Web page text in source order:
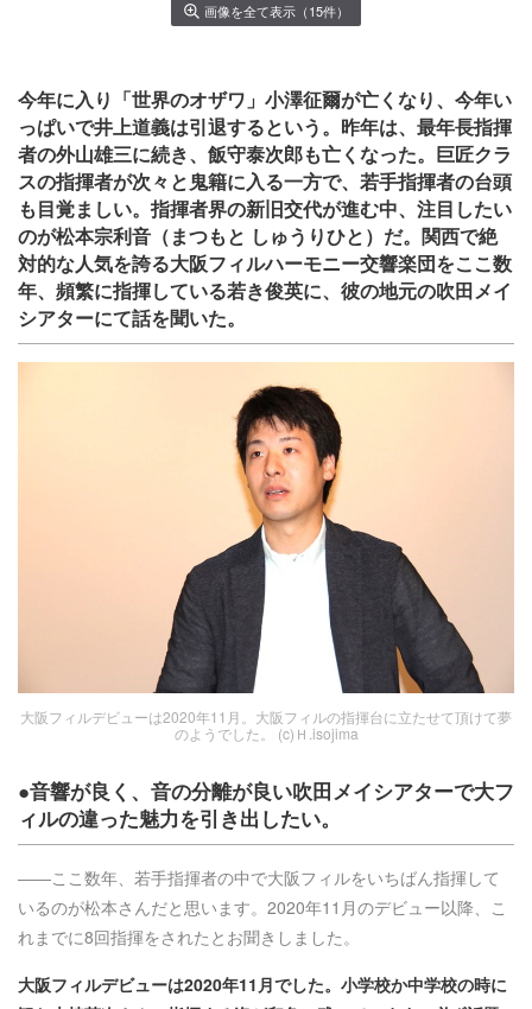
画像を全て表示（15件）
今年に入り「世界のオザワ」小澤征爾が亡くなり、今年い
っぱいで井上道義は引退するという。昨年は、最年長指揮
者の外山雄三に続き、飯守泰次郎も亡くなった。巨匠クラ
スの指揮者が次々と鬼籍に入る一方で、若手指揮者の台頭
も目覚ましい。指揮者界の新旧交代が進む中、注目したい
のが松本宗利音（まつもと しゅうりひと）だ。関西で絶
対的な人気を誇る大阪フィルハーモニー交響楽団をここ数
年、頻繁に指揮している若き俊英に、彼の地元の吹田メイ
シアターにて話を聞いた。
大阪フィルデビューは2020年11月。大阪フィルの指揮台に立たせて頂けて夢
のようでした。 (c)Ｈ.isojima
●音響が良く、音の分離が良い吹田メイシアターで大フ
ィルの違った魅力を引き出したい。
――ここ数年、若手指揮者の中で大阪フィルをいちばん指揮して
いるのが松本さんだと思います。2020年11月のデビュー以降、こ
れまでに8回指揮をされたとお聞きしました。
大阪フィルデビューは2020年11月でした。小学校か中学校の時に